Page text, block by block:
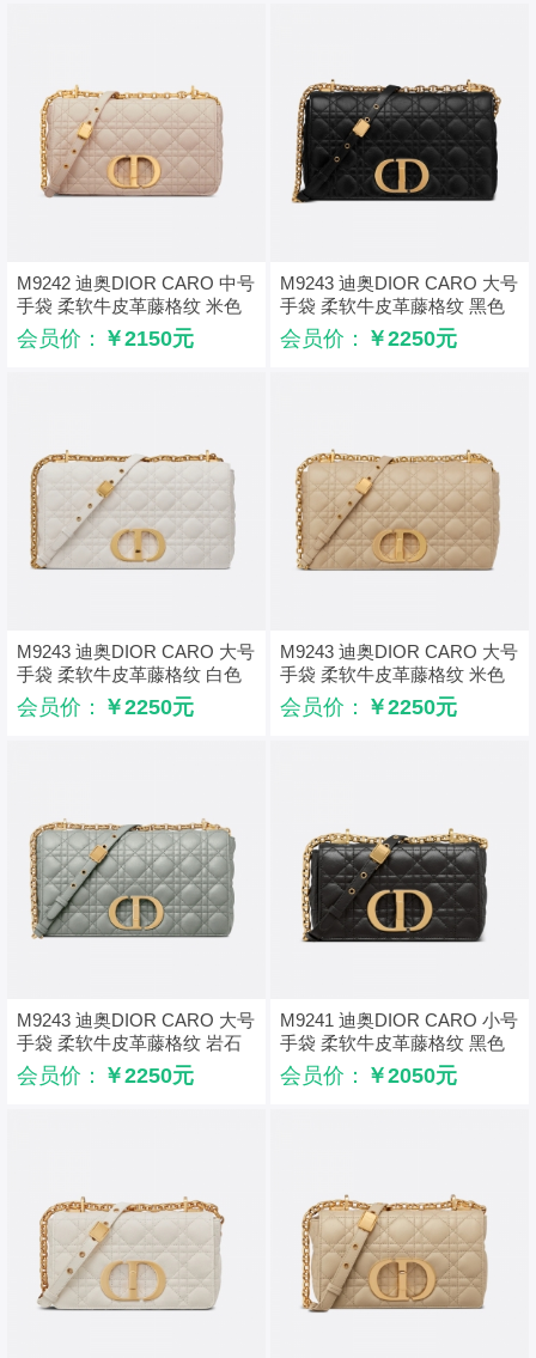
M9242 迪奥DIOR CARO 中号
手袋 柔软牛皮革藤格纹 米色
会员价： ￥2150元
M9243 迪奥DIOR CARO 大号
手袋 柔软牛皮革藤格纹 黑色
会员价： ￥2250元
M9243 迪奥DIOR CARO 大号
手袋 柔软牛皮革藤格纹 白色
会员价： ￥2250元
M9243 迪奥DIOR CARO 大号
手袋 柔软牛皮革藤格纹 米色
会员价： ￥2250元
M9243 迪奥DIOR CARO 大号
手袋 柔软牛皮革藤格纹 岩石
灰色
会员价： ￥2250元
M9241 迪奥DIOR CARO 小号
手袋 柔软牛皮革藤格纹 黑色
会员价： ￥2050元